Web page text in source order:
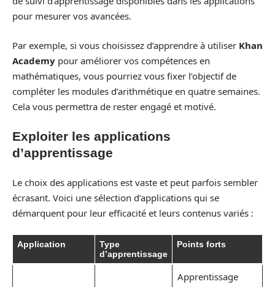
pour mesurer vos avancées.
Par exemple, si vous choisissez d’apprendre à utiliser Khan
Academy pour améliorer vos compétences en
mathématiques, vous pourriez vous fixer l’objectif de
compléter les modules d’arithmétique en quatre semaines.
Cela vous permettra de rester engagé et motivé.
Exploiter les applications
d’apprentissage
Le choix des applications est vaste et peut parfois sembler
écrasant. Voici une sélection d’applications qui se
démarquent pour leur efficacité et leurs contenus variés :
Application
Type
d’apprentissage
Points forts
Apprentissage